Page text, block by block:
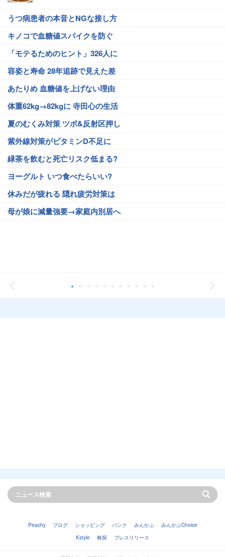
うつ病患者の本音とNGな接し方
キノコで血糖値スパイクを防ぐ
「モテるためのヒント」326人に
容姿と寿命 28年追跡で見えた差
あたりめ 血糖値を上げない理由
体重62kg→82kgに 寺田心の生活
夏のむくみ対策 ツボ&反射区押し
紫外線対策がビタミンD不足に
緑茶を飲むと死亡リスク低まる?
ヨーグルト いつ食べたらいい?
休みだが疲れる 隠れ疲労対策は
母が娘に減量強要→家庭内別居へ
Peachy ブログ ショッピング バンク みんかぶ
みんかぶChoice
Kstyle
株探 プレスリリース